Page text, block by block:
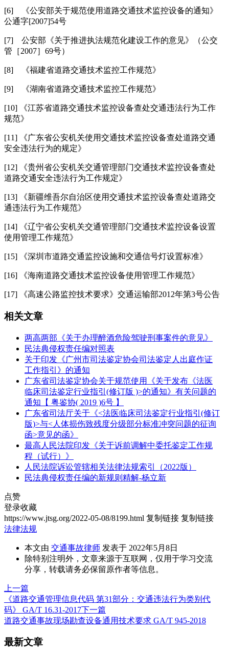
[6] 《公安部关于规范使用道路交通技术监控设备的通知》
公通字[2007]54号
[7] 公安部《关于推进执法规范化建设工作的意见》（公交
管［2007］69号）
[8] 《福建省道路交通技术监控工作规范》
[9] 《湖南省道路交通技术监控工作规范》
[10] 《江苏省道路交通技术监控设备查处交通违法行为工作
规范》
[11] 《广东省公安机关使用交通技术监控设备查处道路交通
安全违法行为的规定》
[12] 《贵州省公安机关交通管理部门交通技术监控设备查处
道路交通安全违法行为工作规定》
[13] 《新疆维吾尔自治区使用交通技术监控设备查处道路交
通违法行为工作规范》
[14] 《辽宁省公安机关交通管理部门交通技术监控设备设置
使用管理工作规范》
[15] 《深圳市道路交通监控设施和交通信号灯设置标准》
[16] 《海南道路交通技术监控设备使用管理工作规范》
[17] 《高速公路监控技术要求》交通运输部2012年第3号公告
相关文章
两高两部《关于办理醉酒危险驾驶刑事案件的意见》
民法典侵权责任编对照表
关于印发《广州市司法鉴定协会司法鉴定人出庭作证
工作指引》的通知
广东省司法鉴定协会关于规范使用《关于发布《法医
临床司法鉴定行业指引(修订版 )>的通知》有关问题的
通知【 粤鉴协( 2019 )6号 】
广东省司法厅关于《<法医临床司法鉴定行业指引(修订
版)>与<人体损伤致残度分级部分标准冲突问题的征询
函>意见的函》
最高人民法院印发《关于诉前调解中委托鉴定工作规
程（试行）》
人民法院诉讼管辖相关法律法规索引（2022版）
民法典侵权责任编的新规则精解-杨立新
点赞
登录收藏
https://www.jtsg.org/2022-05-08/8199.html 复制链接 复制链接
法律法规
本文由 交通事故律师 发表于 2022年5月8日
除特别注明外，文章来源于互联网，仅用于学习交流
分享，转载请务必保留原作者等信息。
上一篇
《道路交通管理信息代码 第31部分：交通违法行为类别代
码》 GA/T 16.31-2017下一篇
道路交通事故现场勘查设备通用技术要求 GA/T 945-2018
最新文章